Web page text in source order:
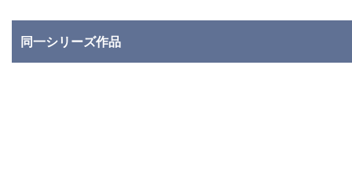
同一シリーズ作品